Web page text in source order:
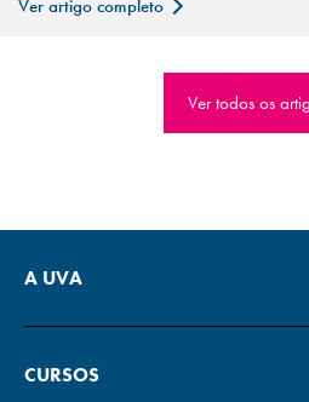
Ver artigo completo
Ver todos os
A UVA
CURSOS